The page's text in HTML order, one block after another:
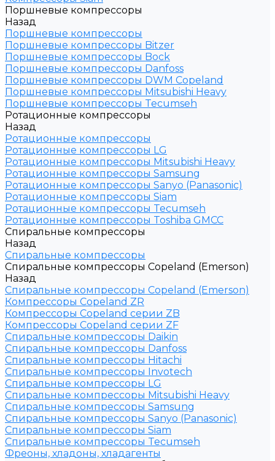
Поршневые компрессоры
Назад
Поршневые компрессоры
Поршневые компрессоры Bitzer
Поршневые компрессоры Bock
Поршневые компрессоры Danfoss
Поршневые компрессоры DWM Copeland
Поршневые компрессоры Mitsubishi Heavy
Поршневые компрессоры Tecumseh
Ротационные компрессоры
Назад
Ротационные компрессоры
Ротационные компрессоры LG
Ротационные компрессоры Mitsubishi Heavy
Ротационные компрессоры Samsung
Ротационные компрессоры Sanyo (Panasonic)
Ротационные компрессоры Siam
Ротационные компрессоры Tecumseh
Ротационные компрессоры Toshiba GMCC
Спиральные компрессоры
Назад
Спиральные компрессоры
Спиральные компрессоры Copeland (Emerson)
Назад
Спиральные компрессоры Copeland (Emerson)
Компрессоры Copeland ZR
Компрессоры Copeland серии ZB
Компрессоры Copeland серии ZF
Спиральные компрессоры Daikin
Спиральные компрессоры Danfoss
Спиральные компрессоры Hitachi
Спиральные компрессоры Invotech
Спиральные компрессоры LG
Спиральные компрессоры Mitsubishi Heavy
Спиральные компрессоры Samsung
Спиральные компрессоры Sanyo (Panasonic)
Спиральные компрессоры Siam
Спиральные компрессоры Tecumseh
Фреоны, хладоны, хладагенты